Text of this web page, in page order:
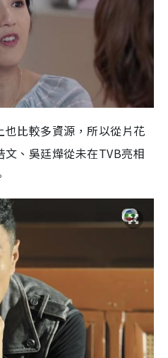
比較多資源，所以從片花
、吳廷燁從未在TVB亮相